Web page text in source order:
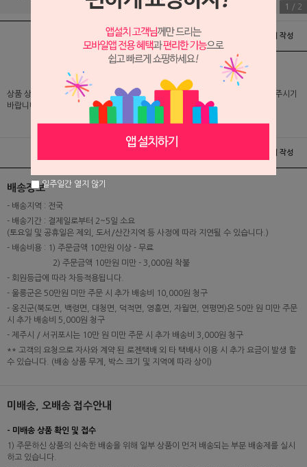
1 / 2
배송 및 교환/반품안내 상품후기 및 평가서 작성
상품 상세 설명 및 실제 구매 가격은 로그인 후 확인 가능하오니 반드시 로그인해 주시기
바랍니다.
상품후기 및 평가서 작성
배송정보
- 배송지역 : 전국
- 배송기간 : 결제일로부터 2~5일 소요
(토요일 및 공휴일은 제외, 도서/산간지역 등 사정에 따라 지연될 수 있습니다.)
- 배송비용 : 1) 주문금액 10만원 이상 - 무료
2) 주문금액 10만원 미만 - 3,000원 착불
- 회원등급에 따라 차등적용됩니다.
- 울릉군은 50만원 미만 주문 시 추가 배송비 10,000원 청구
- 옹진군(북도면, 백령면, 대청면, 덕적면, 영흥면, 자월면, 연평면)은 50만 원 미만 주문
시 추가 배송비 5,000원 청구
- 제주시 / 서귀포시는 10만 원 미만 주문 시 추가 배송비 3,000원 청구
** 고객의 요청으로 자사와 계약 된 로젠택배 외 타 택배사 이용 시 추가 요금이 발생 할
수 있습니다. (배송 상품 무게, 박스 크기 및 지역에 따라 상이)
미배송, 오배송 접수안내
- 미배송 상품 확인 및 접수
1) 주문하신 상품의 신속한 배송을 위해 일부 상품이 먼저 배송되는 부분 배송제를 실시
하고 있습니다.
일주일간 열지 않기